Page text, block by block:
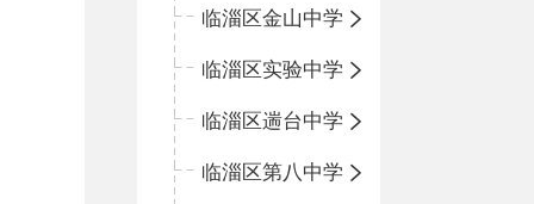
临淄区金山中学
临淄区实验中学
临淄区遄台中学
临淄区第八中学